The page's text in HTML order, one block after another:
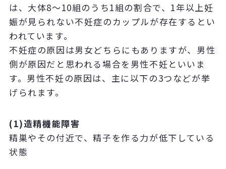
は、大体8～10組のうち1組の割合で、1年以上妊
娠が見られない不妊症のカップルが存在するとい
われています。
不妊症の原因は男女どちらにもありますが、男性
側が原因だと思われる場合を男性不妊といいま
す。男性不妊の原因は、主に以下の3つなどが挙
げられます。
(1)造精機能障害
精巣やその付近で、精子を作る力が低下している
状態